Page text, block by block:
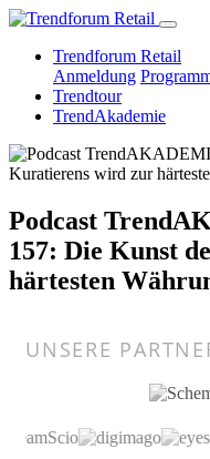
Trendforum Retail
Anmeldung
Trendtour
TrendAkademie
Podcast
157: Die Kunst
härtesten
UNSERE